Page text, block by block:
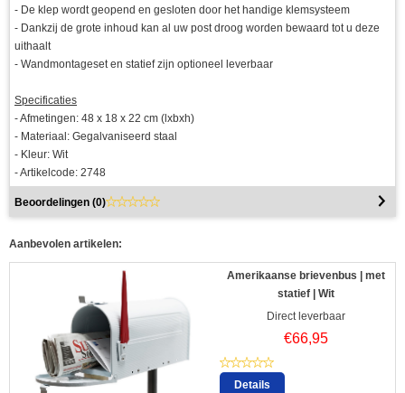
- De klep wordt geopend en gesloten door het handige klemsysteem
- Dankzij de grote inhoud kan al uw post droog worden bewaard tot u deze
uithaalt
- Wandmontageset en statief zijn optioneel leverbaar
Specificaties
- Afmetingen: 48 x 18 x 22 cm (lxbxh)
- Materiaal: Gegalvaniseerd staal
- Kleur: Wit
- Artikelcode: 2748
Beoordelingen (0)
Aanbevolen artikelen:
Amerikaanse brievenbus | met
statief | Wit
Direct leverbaar
€66,95
Details